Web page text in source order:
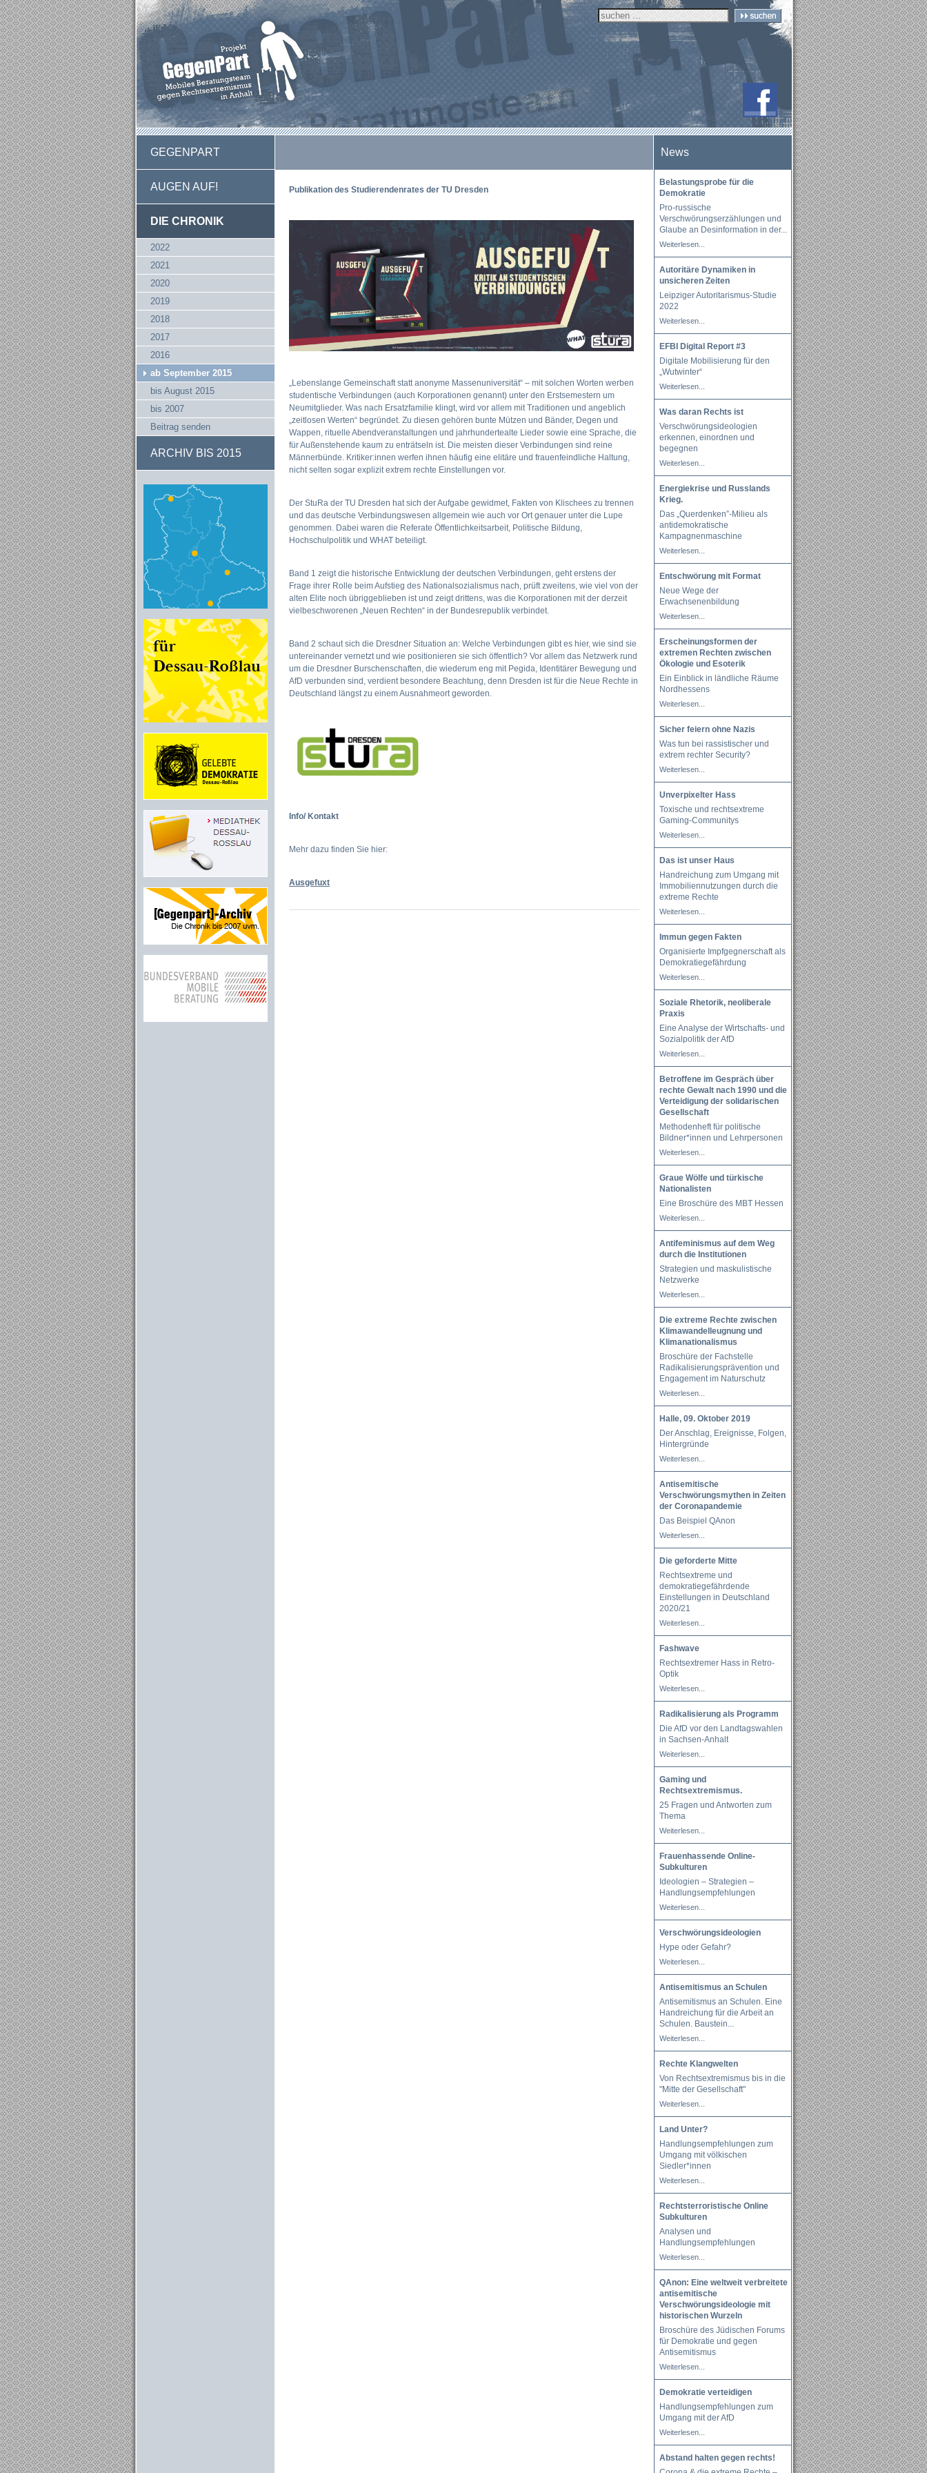
GEGENPART
AUGEN AUF!
DIE CHRONIK
2022
2021
2020
2019
2018
2017
2016
ab September 2015
bis August 2015
bis 2007
Beitrag senden
ARCHIV BIS 2015
Publikation des Studierendenrates der TU Dresden
„Lebenslange Gemeinschaft statt anonyme Massenuniversität“ – mit solchen Worten werben
studentische Verbindungen (auch Korporationen genannt) unter den Erstsemestern um
Neumitglieder. Was nach Ersatzfamilie klingt, wird vor allem mit Traditionen und angeblich
„zeitlosen Werten“ begründet. Zu diesen gehören bunte Mützen und Bänder, Degen und
Wappen, rituelle Abendveranstaltungen und jahrhundertealte Lieder sowie eine Sprache, die
für Außenstehende kaum zu enträtseln ist. Die meisten dieser Verbindungen sind reine
Männerbünde. Kritiker:innen werfen ihnen häufig eine elitäre und frauenfeindliche Haltung,
nicht selten sogar explizit extrem rechte Einstellungen vor.
Der StuRa der TU Dresden hat sich der Aufgabe gewidmet, Fakten von Klischees zu trennen
und das deutsche Verbindungswesen allgemein wie auch vor Ort genauer unter die Lupe
genommen. Dabei waren die Referate Öffentlichkeitsarbeit, Politische Bildung,
Hochschulpolitik und WHAT beteiligt.
Band 1 zeigt die historische Entwicklung der deutschen Verbindungen, geht erstens der
Frage ihrer Rolle beim Aufstieg des Nationalsozialismus nach, prüft zweitens, wie viel von der
alten Elite noch übriggeblieben ist und zeigt drittens, was die Korporationen mit der derzeit
vielbeschworenen „Neuen Rechten“ in der Bundesrepublik verbindet.
Band 2 schaut sich die Dresdner Situation an: Welche Verbindungen gibt es hier, wie sind sie
untereinander vernetzt und wie positionieren sie sich öffentlich? Vor allem das Netzwerk rund
um die Dresdner Burschenschaften, die wiederum eng mit Pegida, Identitärer Bewegung und
AfD verbunden sind, verdient besondere Beachtung, denn Dresden ist für die Neue Rechte in
Deutschland längst zu einem Ausnahmeort geworden.
Info/ Kontakt
Mehr dazu finden Sie hier:
Ausgefuxt
News
Belastungsprobe für die
Demokratie
Pro-russische
Verschwörungserzählungen und
Glaube an Desinformation in der...
Weiterlesen...
Autoritäre Dynamiken in
unsicheren Zeiten
Leipziger Autoritarismus-Studie
2022
Weiterlesen...
EFBI Digital Report #3
Digitale Mobilisierung für den
„Wutwinter“
Weiterlesen...
Was daran Rechts ist
Verschwörungsideologien
erkennen, einordnen und
begegnen
Weiterlesen...
Energiekrise und Russlands
Krieg.
Das „Querdenken”-Milieu als
antidemokratische
Kampagnenmaschine
Weiterlesen...
Entschwörung mit Format
Neue Wege der
Erwachsenenbildung
Weiterlesen...
Erscheinungsformen der
extremen Rechten zwischen
Ökologie und Esoterik
Ein Einblick in ländliche Räume
Nordhessens
Weiterlesen...
Sicher feiern ohne Nazis
Was tun bei rassistischer und
extrem rechter Security?
Weiterlesen...
Unverpixelter Hass
Toxische und rechtsextreme
Gaming-Communitys
Weiterlesen...
Das ist unser Haus
Handreichung zum Umgang mit
Immobiliennutzungen durch die
extreme Rechte
Weiterlesen...
Immun gegen Fakten
Organisierte Impfgegnerschaft als
Demokratiegefährdung
Weiterlesen...
Soziale Rhetorik, neoliberale
Praxis
Eine Analyse der Wirtschafts- und
Sozialpolitik der AfD
Weiterlesen...
Betroffene im Gespräch über
rechte Gewalt nach 1990 und die
Verteidigung der solidarischen
Gesellschaft
Methodenheft für politische
Bildner*innen und Lehrpersonen
Weiterlesen...
Graue Wölfe und türkische
Nationalisten
Eine Broschüre des MBT Hessen
Weiterlesen...
Antifeminismus auf dem Weg
durch die Institutionen
Strategien und maskulistische
Netzwerke
Weiterlesen...
Die extreme Rechte zwischen
Klimawandelleugnung und
Klimanationalismus
Broschüre der Fachstelle
Radikalisierungsprävention und
Engagement im Naturschutz
Weiterlesen...
Halle, 09. Oktober 2019
Der Anschlag, Ereignisse, Folgen,
Hintergründe
Weiterlesen...
Antisemitische
Verschwörungsmythen in Zeiten
der Coronapandemie
Das Beispiel QAnon
Weiterlesen...
Die geforderte Mitte
Rechtsextreme und
demokratiegefährdende
Einstellungen in Deutschland
2020/21
Weiterlesen...
Fashwave
Rechtsextremer Hass in Retro-
Optik
Weiterlesen...
Radikalisierung als Programm
Die AfD vor den Landtagswahlen
in Sachsen-Anhalt
Weiterlesen...
Gaming und
Rechtsextremismus.
25 Fragen und Antworten zum
Thema
Weiterlesen...
Frauenhassende Online-
Subkulturen
Ideologien – Strategien –
Handlungsempfehlungen
Weiterlesen...
Verschwörungsideologien
Hype oder Gefahr?
Weiterlesen...
Antisemitismus an Schulen
Antisemitismus an Schulen. Eine
Handreichung für die Arbeit an
Schulen. Baustein...
Weiterlesen...
Rechte Klangwelten
Von Rechtsextremismus bis in die
"Mitte der Gesellschaft"
Weiterlesen...
Land Unter?
Handlungsempfehlungen zum
Umgang mit völkischen
Siedler*innen
Weiterlesen...
Rechtsterroristische Online
Subkulturen
Analysen und
Handlungsempfehlungen
Weiterlesen...
QAnon: Eine weltweit verbreitete
antisemitische
Verschwörungsideologie mit
historischen Wurzeln
Broschüre des Jüdischen Forums
für Demokratie und gegen
Antisemitismus
Weiterlesen...
Demokratie verteidigen
Handlungsempfehlungen zum
Umgang mit der AfD
Weiterlesen...
Abstand halten gegen rechts!